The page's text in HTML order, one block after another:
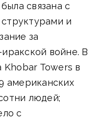
связана с
и
за
войне. В
Khobar Towers в
американских
людей;
с